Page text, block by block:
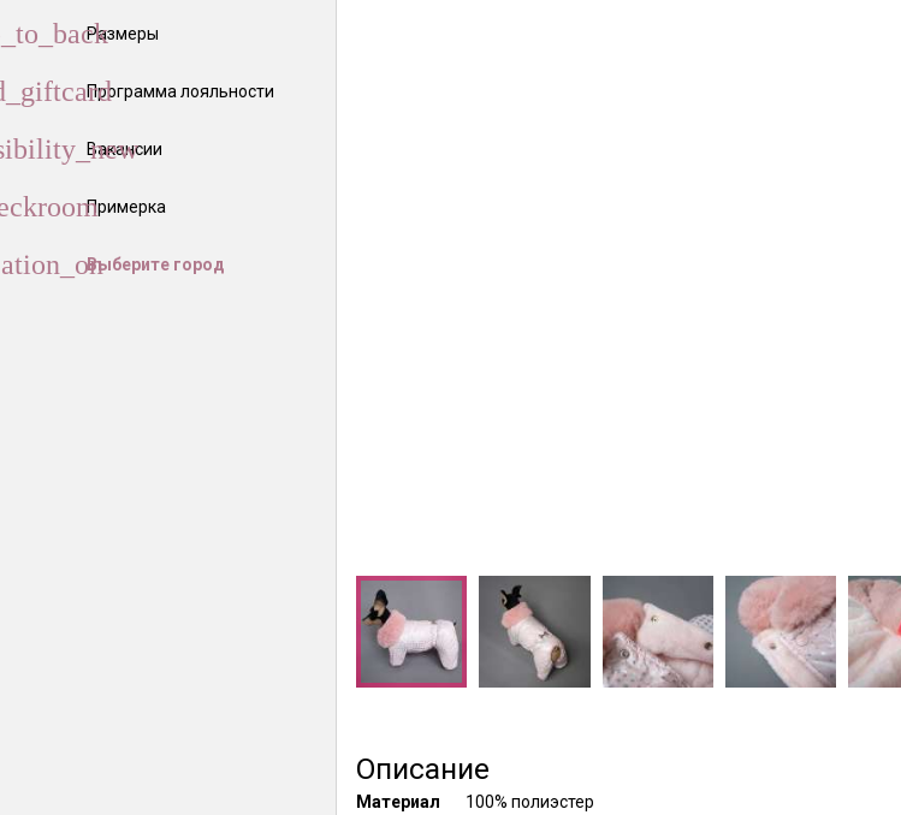
Описание
Материал 100% полиэстер
Размеры
Программа лояльности
Вакансии
Примерка
Выберите город